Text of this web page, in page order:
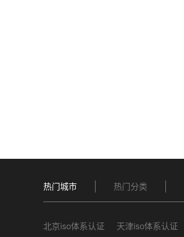
热门城市 热门分类
北京iso体系认证 天津iso体系认证